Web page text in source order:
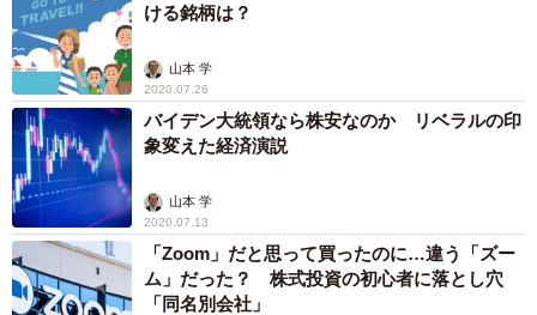
ける銘柄は？
山本 学
2020.07.26
バイデン大統領なら株安なのか リベラルの印
象変えた経済演説
山本 学
2020.07.13
「Zoom」だと思って買ったのに…違う「ズー
ム」だった？ 株式投資の初心者に落とし穴
「同名別会社」